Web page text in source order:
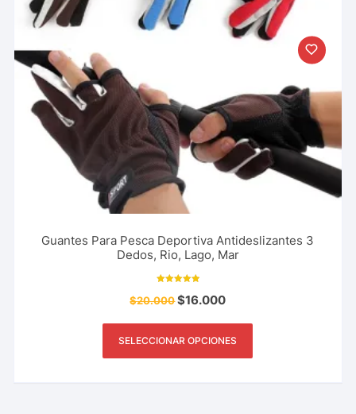
Guantes Para Pesca Deportiva Antideslizantes 3
Dedos, Rio, Lago, Mar
5.00
de 5
$20.000$16.000
SELECCIONAR OPCIONES